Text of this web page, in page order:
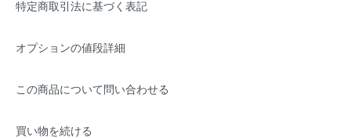
特定商取引法に基づく表記
オプションの値段詳細
この商品について問い合わせる
買い物を続ける